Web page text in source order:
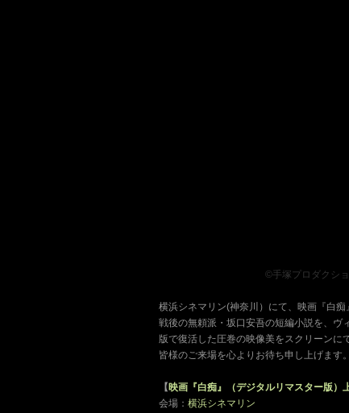
©手塚プロダクシ
横浜シネマリン(神奈川）にて、映画『白
戦後の無頼派・坂口安吾の短編小説を、ヴ
版で復活した圧巻の映像美をスクリーンに
皆様のご来場を心よりお待ち申し上げます。
【映画『白痴』（デジタルリマスター版）
会場： 横浜シネマリン